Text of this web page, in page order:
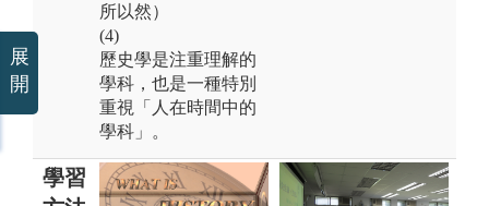
所以然）
(4)
歷史學是注重理解的
學科，也是一種特別
重視「人在時間中的
學科」。
學習
展
開